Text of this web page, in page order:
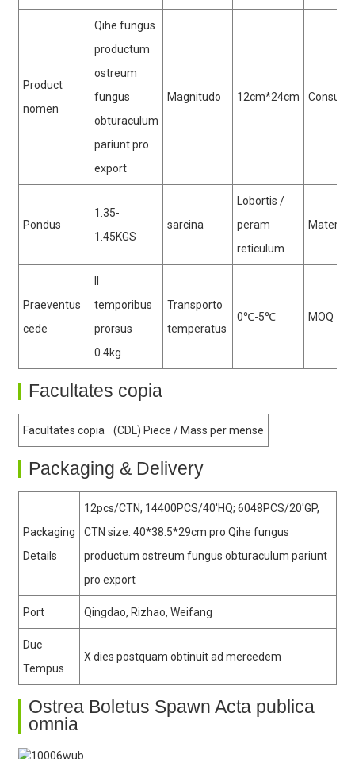
Product
nomen
Qihe fungus
productum
ostreum
fungus
obturaculum
pariunt pro
export
Magnitudo 12cm*24cm
Pondus
1.35-
1.45KGS
sarcina
Lobortis /
peram
reticulum
Materia
Praeventus
cede
temporibus
prorsus
0.4kg
Transporto
temperatus
0℃-5℃ MOQ
Facultates copia
Facultates copia (CDL) Piece / Mass per mense
Packaging & Delivery
Packaging
Details
12pcs/CTN, 14400PCS/40′HQ; 6048PCS/20′GP,
CTN size: 40*38.5*29cm pro Qihe fungus
productum ostreum fungus obturaculum pariunt
pro export
Port Qingdao, Rizhao, Weifang
Duc
Tempus
X dies postquam obtinuit ad mercedem
Ostrea Boletus Spawn Acta publica
omnia